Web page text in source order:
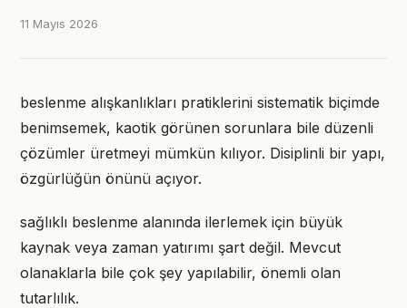
11 Mayıs 2026
beslenme alışkanlıkları pratiklerini sistematik biçimde
benimsemek, kaotik görünen sorunlara bile düzenli
çözümler üretmeyi mümkün kılıyor. Disiplinli bir yapı,
özgürlüğün önünü açıyor.
sağlıklı beslenme alanında ilerlemek için büyük
kaynak veya zaman yatırımı şart değil. Mevcut
olanaklarla bile çok şey yapılabilir, önemli olan
tutarlılık.